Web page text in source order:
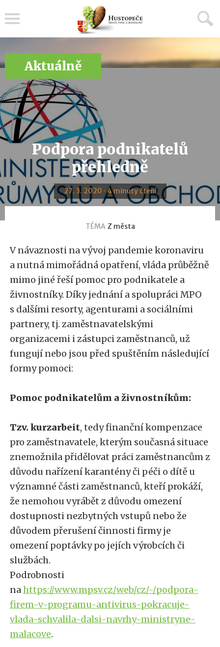
Aktuálně
Podpora podnikatelů
přehledně
27. 3. 2020 · 4 minuty čtení
TÉMA Z města
V návaznosti na vývoj pandemie koronaviru
a nutná mimořádná opatření, vláda průběžně
mimo jiné řeší pomoc pro podnikatele a
živnostníky. Díky jednání a spolupráci MPO
s dalšími resorty, agenturami a sociálními
partnery, tj. zaměstnavatelskými
organizacemi i zástupci zaměstnanců, už
fungují nebo jsou před spuštěním následující
formy pomoci:
Pomoc podnikatelům a živnostníkům:
Tzv. kurzarbeit, tedy finanční kompenzace
pro zaměstnavatele, kterým současná situace
znemožnila přidělovat práci zaměstnancům z
důvodu nařízení karantény či péči o dítě u
významné části zaměstnanců, kteří prokáží,
že nemohou vyrábět z důvodu omezení
dostupnosti nezbytných vstupů nebo že
důvodem přerušení činnosti firmy je
omezení poptávky po jejích výrobcích či
službách.
Podrobnosti
nahttps://www.mpsv.cz/web/cz/-/podpora-
firem-v-programu-antivirus-pokracuje-
vlada-schvalila-dalsi-navrhy-ministryne-
malacove.